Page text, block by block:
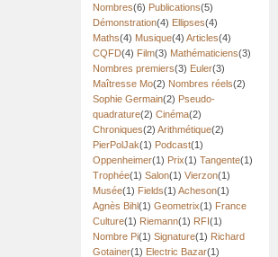
Nombres(6) Publications(5)
Démonstration(4) Ellipses(4)
Maths(4) Musique(4) Articles(4)
CQFD(4) Film(3) Mathématiciens(3)
Nombres premiers(3) Euler(3)
Maîtresse Mo(2) Nombres réels(2)
Sophie Germain(2) Pseudo-
quadrature(2) Cinéma(2)
Chroniques(2) Arithmétique(2)
PierPolJak(1) Podcast(1)
Oppenheimer(1) Prix(1) Tangente(1)
Trophée(1) Salon(1) Vierzon(1)
Musée(1) Fields(1) Acheson(1)
Agnès Bihl(1) Geometrix(1) France
Culture(1) Riemann(1) RFI(1)
Nombre Pi(1) Signature(1) Richard
Gotainer(1) Electric Bazar(1)